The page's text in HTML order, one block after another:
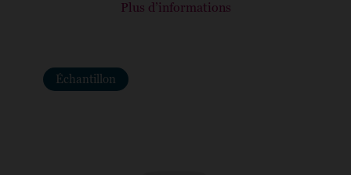
Plus d’informations
Échantillon